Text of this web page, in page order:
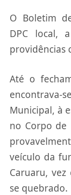
O Boletim
DPC local,
providências
Até o
Municipal, à
no Corpo de
veículo da
Caruaru,
se quebrado.